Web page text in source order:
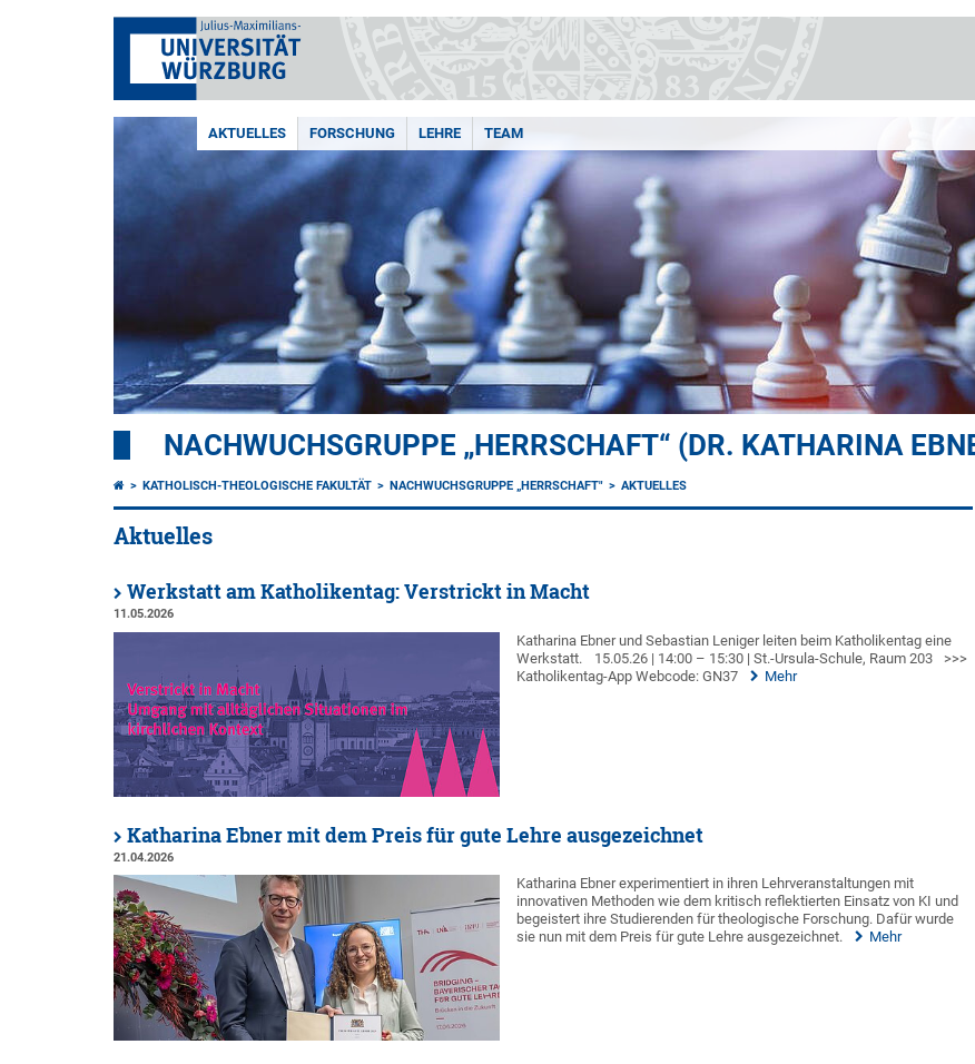
AKTUELLES FORSCHUNG LEHRE TEAM
NACHWUCHSGRUPPE „HERRSCHAFT“ (DR. KATHARINA
KATHOLISCH-THEOLOGISCHE FAKULTÄT NACHWUCHSGRUPPE „HERRSCHAFT" AKTUELLES
Aktuelles
Werkstatt am Katholikentag: Verstrickt in Macht
11.05.2026
Katharina Ebner und Sebastian Leniger leiten beim Katholikentag eine
Werkstatt.
15.05.26 | 14:00 – 15:30 | St.-Ursula-Schule, Raum 203
>>>
Katholikentag-App Webcode: GN37
Mehr
Katharina Ebner mit dem Preis für gute Lehre ausgezeichnet
21.04.2026
Katharina Ebner experimentiert in ihren Lehrveranstaltungen mit
innovativen Methoden wie dem kritisch reflektierten Einsatz von KI und
begeistert ihre Studierenden für theologische Forschung. Dafür wurde
sie nun mit dem Preis für gute Lehre ausgezeichnet.
Mehr